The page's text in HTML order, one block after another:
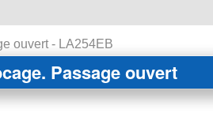
ouvert - LA254EB
Passage ouvert